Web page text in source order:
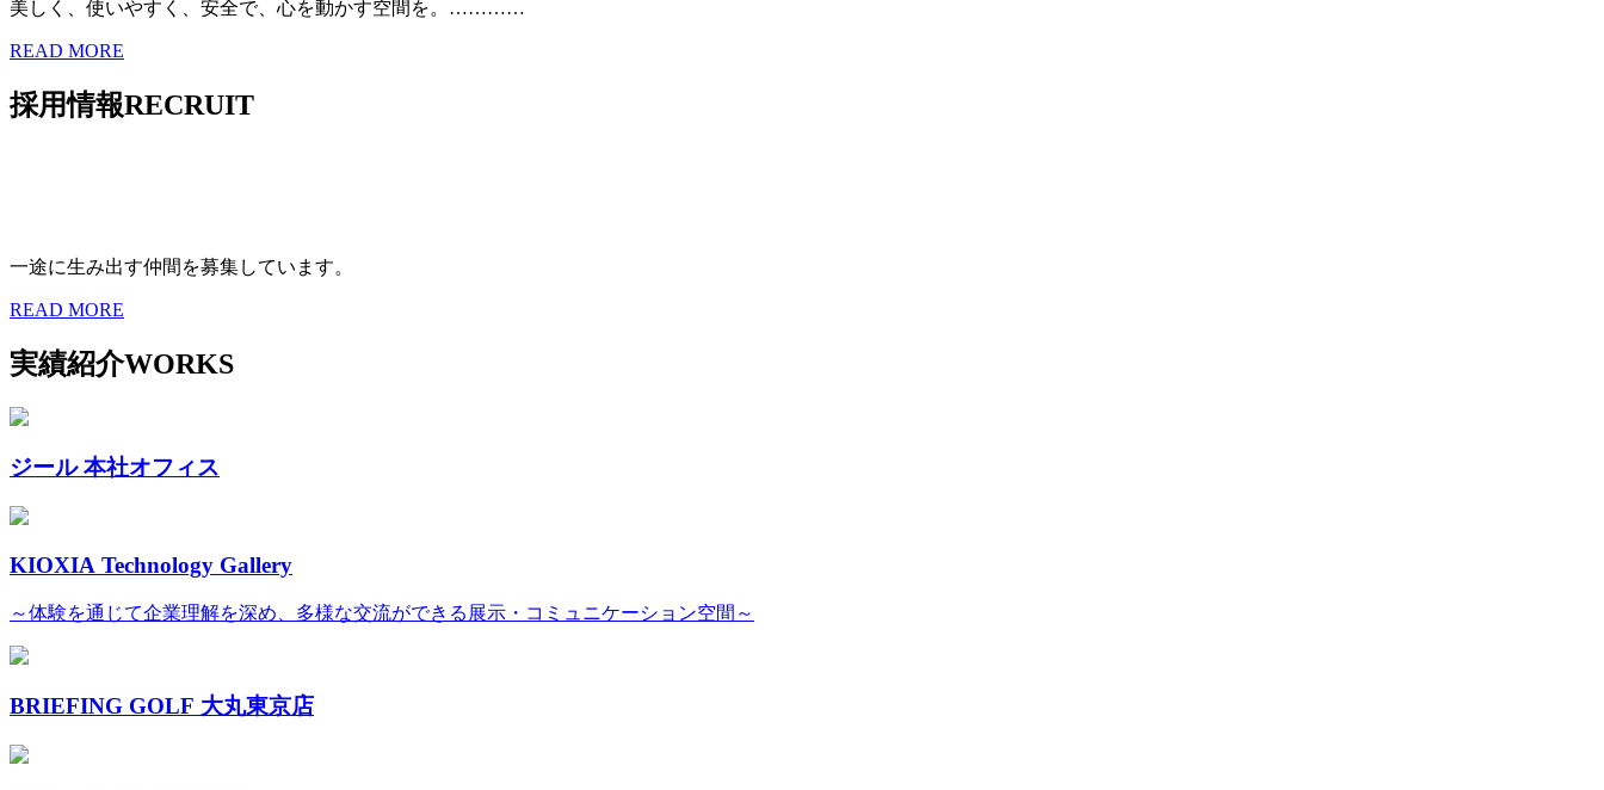
美しく、使いやすく、安全で、心を動かす空間を。…………
READ MORE
採用情報RECRUIT
一途に生み出す仲間を募集しています。
READ MORE
実績紹介WORKS
ジール 本社オフィス
KIOXIA Technology Gallery
～体験を通じて企業理解を深め、多様な交流ができる展示・コミュニケーション空間～
BRIEFING GOLF 大丸東京店